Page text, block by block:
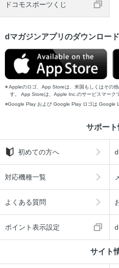
ドコモスポーツくじ
dマガジンアプリのダウンロー
Appleのロゴ、App Storeは、米国もしくはその
す。 App Storeは、Apple Inc.のサービスマーク
Google Play および Google Play ロゴは Google
サポート
初めての方へ
対応機種一覧
よくある質問
ポイント表示設定
サイト